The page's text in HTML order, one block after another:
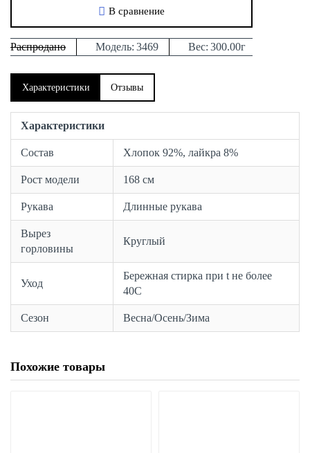
Распродано Модель: 3469 Вес: 300.00г
В сравнение
Характеристики Отзывы
Характеристики
Состав Хлопок 92%, лайкра 8%
Рост модели 168 см
Рукава Длинные рукава
Вырез
горловины
Круглый
Уход
Бережная стирка при t не более
40С
Сезон Весна/Осень/Зима
Похожие товары